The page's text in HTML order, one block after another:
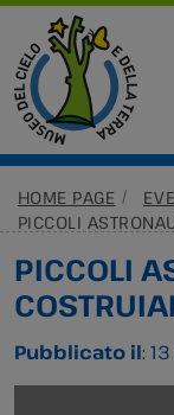
HOME PAGE
PICCOLI
PICCOLI
Pubblicato il: